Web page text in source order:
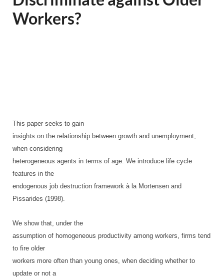
Workers?
This paper seeks to gain
insights on the relationship between growth and unemployment,
when considering
heterogeneous agents in terms of age. We introduce life cycle
features in the
endogenous job destruction framework à la Mortensen and
Pissarides (1998).
We show that, under the
assumption of homogeneous productivity among workers, firms tend
to fire older
workers more often than young ones, when deciding whether to
update or not a